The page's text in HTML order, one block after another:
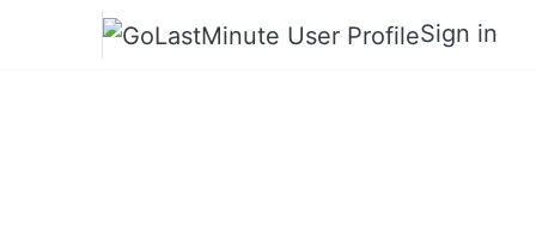
Sign in